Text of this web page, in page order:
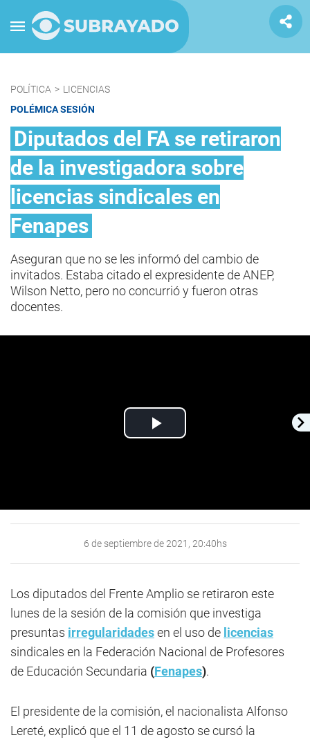
POLÍTICA > LICENCIAS
POLÉMICA SESIÓN
Diputados del FA se retiraron
de la investigadora sobre
licencias sindicales en
Fenapes
Aseguran que no se les informó del cambio de
invitados. Estaba citado el expresidente de ANEP,
Wilson Netto, pero no concurrió y fueron otras
docentes.
Play
6 de septiembre de 2021, 20:40hs
Los diputados del Frente Amplio se retiraron este
lunes de la sesión de la comisión que investiga
presuntas irregularidadesen el uso de licencias
sindicales en la Federación Nacional de Profesores
de Educación Secundaria (Fenapes).
El presidente de la comisión, el nacionalista Alfonso
Lereté, explicó que el 11 de agosto se cursó la